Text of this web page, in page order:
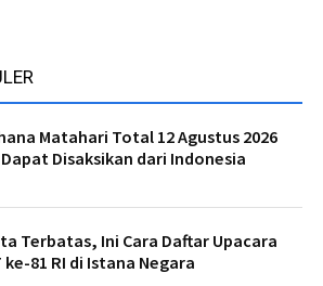
Matahari Total 12 Agustus 2026
Disaksikan dari Indonesia
Terbatas, Ini Cara Daftar Upacara
ke-81 RI di Istana Negara